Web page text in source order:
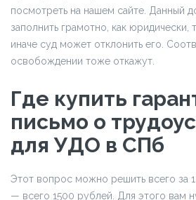
посмотреть на нашем сайте. Данный
заполнить грамотно, как юридически,
иначе суд может отклонить его.
освобождении тоже откажут.
Где купить
письмо о
для УДО в СПб
Этот вопрос можно решить всего за 1
— всего 1500 рублей. Для этого вам